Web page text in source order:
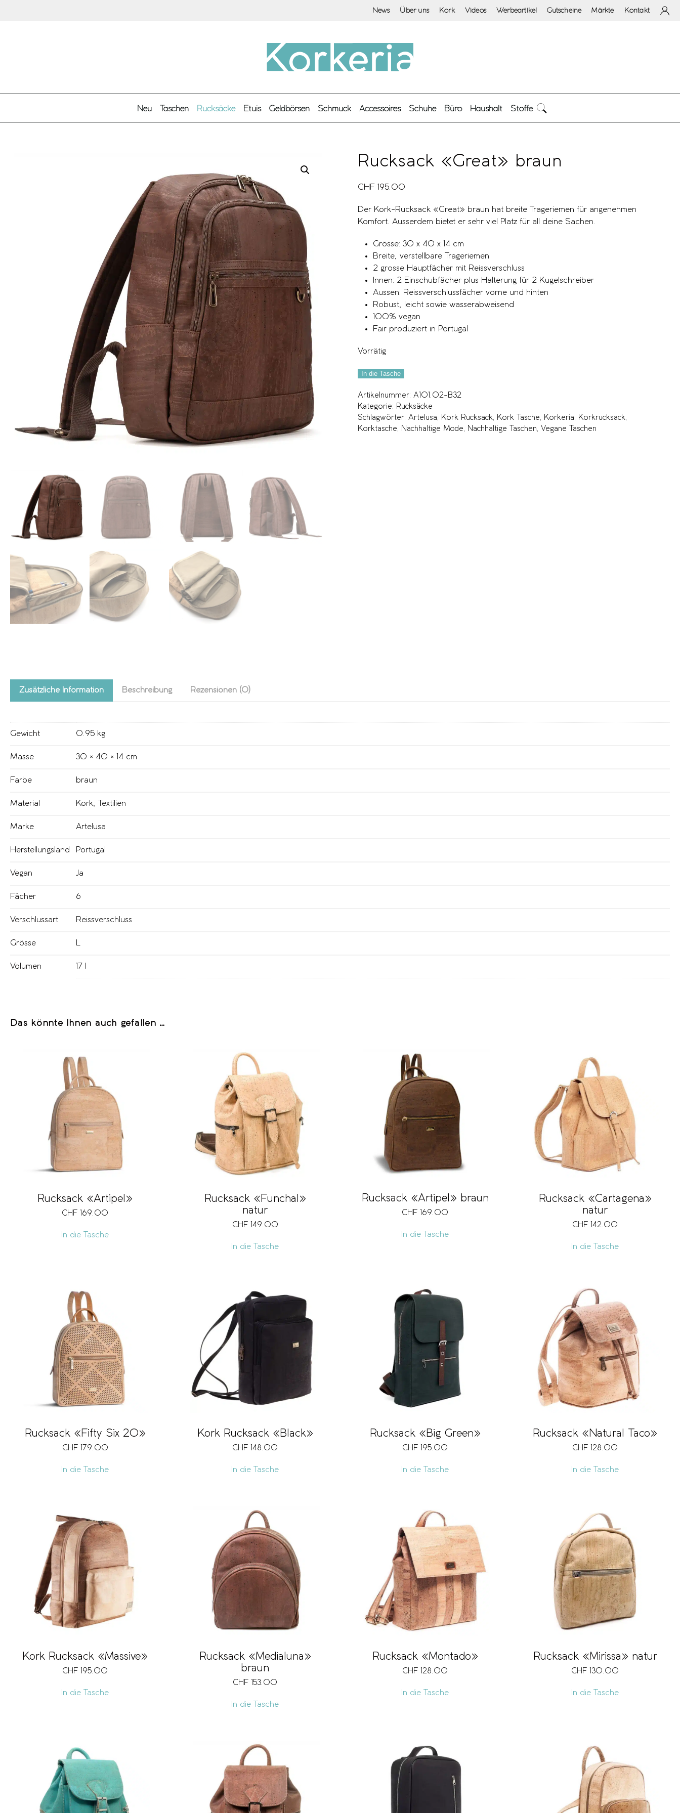
News Über uns Kork Videos Werbeartikel Gutscheine Märkte Kontakt
Neu Taschen Rucksäcke Etuis Geldbörsen Schmuck Accessoires Schuhe Büro Haushalt Stoffe
Rucksack «Great» braun
CHF 195.00
Der Kork-Rucksack «Great» braun hat breite Trageriemen für angenehmen
Komfort. Ausserdem bietet er sehr viel Platz für all deine Sachen.
Grösse: 30 x 40 x 14 cm
Breite, verstellbare Trageriemen
2 grosse Hauptfächer mit Reissverschluss
Innen: 2 Einschubfächer plus Halterung für 2 Kugelschreiber
Aussen: Reissverschlussfächer vorne und hinten
Robust, leicht sowie wasserabweisend
100% vegan
Fair produziert in Portugal
Vorrätig
In die Tasche
Artikelnummer: A101.02-B32
Kategorie: Rucksäcke
Schlagwörter: Artelusa, Kork Rucksack, Kork Tasche, Korkeria, Korkrucksack,
Korktasche, Nachhaltige Mode, Nachhaltige Taschen, Vegane Taschen
Zusätzliche Information Beschreibung Rezensionen (0)
Gewicht 0.95 kg
Masse 30 × 40 × 14 cm
Farbe braun
Material Kork Textilien
Marke Artelusa
Herstellungsland Portugal
Vegan Ja
Fächer 6
Verschlussart Reissverschluss
Grösse
Volumen 17 l
Das könnte Ihnen auch gefallen …
Rucksack «Artipel»
CHF 169.00
In die Tasche
Rucksack «Funchal»
natur
CHF 149.00
In die Tasche
Rucksack «Artipel» braun
CHF 169.00
In die Tasche
Rucksack «Cartagena»
natur
CHF 142.00
In die Tasche
Rucksack «Fifty Six 20»
CHF 179.00
In die Tasche
Kork Rucksack «Black»
CHF 148.00
In die Tasche
Rucksack «Big Green»
CHF 195.00
In die Tasche
Rucksack «Natural Taco»
CHF 128.00
In die Tasche
Kork Rucksack «Massive»
CHF 195.00
In die Tasche
Rucksack «Medialuna»
braun
CHF 153.00
In die Tasche
Rucksack «Montado»
CHF 128.00
In die Tasche
Rucksack «Mirissa» natur
CHF 130.00
In die Tasche